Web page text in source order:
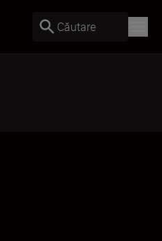
Căutare